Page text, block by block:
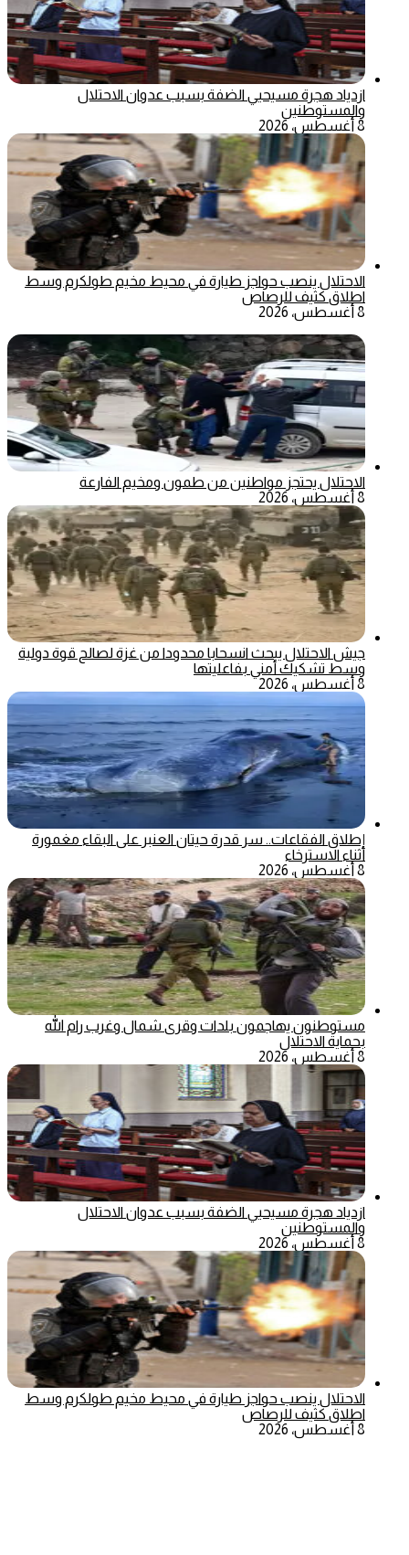
ازدياد هجرة مسيحيي الضفة بسبب عدوان الاحتلال
والمستوطنين
8 أغسطس، 2026
الاحتلال ينصب حواجز طيارة في محيط مخيم طولكرم وسط
اطلاق كثيف للرصاص
8 أغسطس، 2026
الاحتلال يحتجز مواطنين من طمون ومخيم الفارعة
8 أغسطس، 2026
جيش الاحتلال يبحث انسحابا محدودا من غزة لصالح قوة دولية
وسط تشكيك أمني بفاعليتها
8 أغسطس، 2026
إطلاق الفقاعات.. سر قدرة حيتان العنبر على البقاء مغمورة
أثناء الاسترخاء
8 أغسطس، 2026
مستوطنون يهاجمون بلدات وقرى شمال وغرب رام الله
بحماية الاحتلال
8 أغسطس، 2026
ازدياد هجرة مسيحيي الضفة بسبب عدوان الاحتلال
والمستوطنين
8 أغسطس، 2026
الاحتلال ينصب حواجز طيارة في محيط مخيم طولكرم وسط
اطلاق كثيف للرصاص
8 أغسطس، 2026